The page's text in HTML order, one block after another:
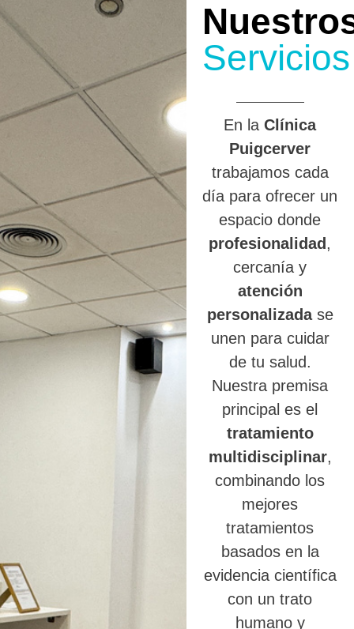
Servicios
En laClínica
Puigcerver
trabajamos cada
día para ofrecer un
espacio donde
profesionalidad ,
cercanía y
atención
personalizadase
unen para cuidar
de tu salud.
Nuestra premisa
principal es el
tratamiento
multidisciplinar,
combinando los
mejores
tratamientos
basados en la
evidencia científica
con un trato
humano y